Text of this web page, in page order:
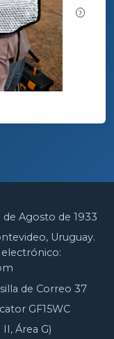
Agosto de 1933
Uruguay.
de Correo 37
GF15WC
Área G)